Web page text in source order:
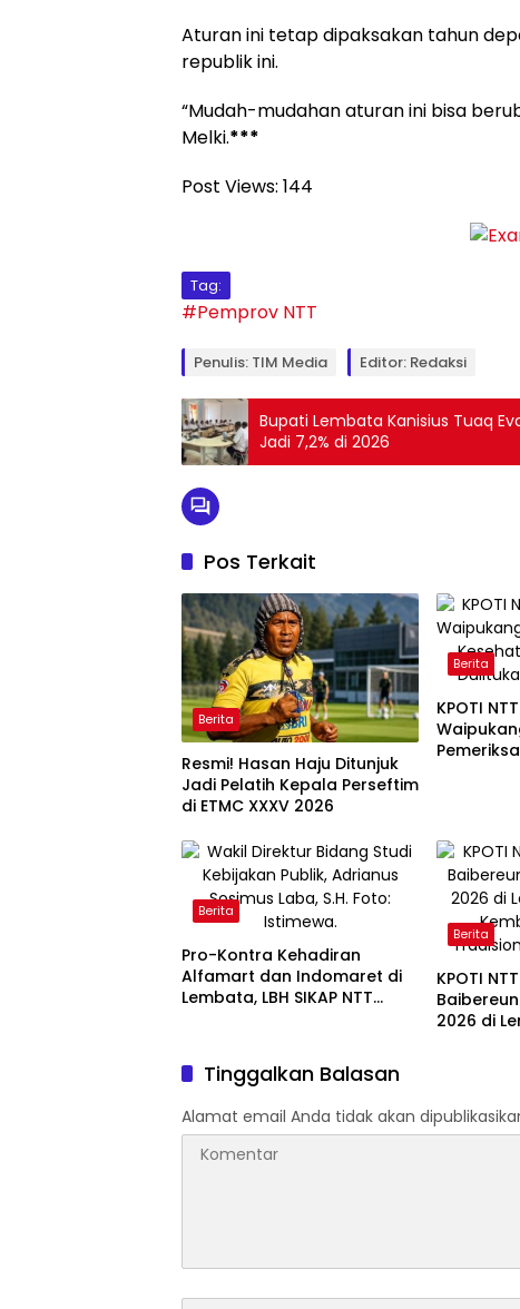
Aturan ini tetap dipaksakan tahun
republik ini.
“Mudah-mudahan aturan ini bisa
Melki.***
Post Views: 144
Tag:
#Pemprov NTT
Penulis: TIM Media Editor: Redaksi
Bupati Lembata Kanisius Tuaq
Jadi 7,2% di 2026
Pos Terkait
Berita
Resmi! Hasan Haju Ditunjuk
Jadi Pelatih Kepala Perseftim
di ETMC XXXV 2026
Berita
KPOTI
Berita
Pro-Kontra Kehadiran
Alfamart dan Indomaret di
Lembata, LBH SIKAP NTT
Berita
KPOTI
Baibereun
2026 di
Tinggalkan Balasan
Alamat email Anda tidak akan